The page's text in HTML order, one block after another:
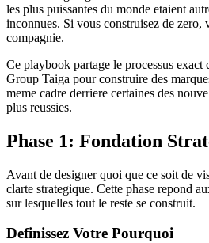
les plus puissantes du monde etaient
inconnues. Si vous construisez de zero,
compagnie.
Ce playbook partage le processus exact
Group Taiga pour construire des
meme cadre derriere certaines des
plus reussies.
Phase 1: Fondation
Avant de designer quoi que ce soit de
clarte strategique. Cette phase repond
sur lesquelles tout le reste se construit.
Definissez Votre Pourquoi